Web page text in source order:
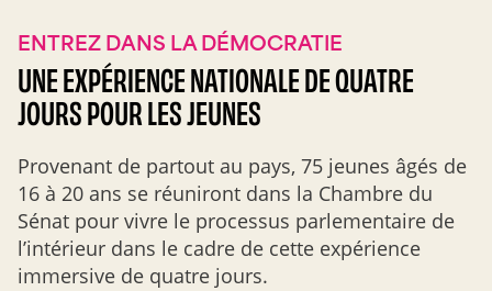
ENTREZ DANS LA DÉMOCRATIE
UNE EXPÉRIENCE NATIONALE DE QUATRE
JOURS POUR LES JEUNES
Provenant de partout au pays, 75 jeunes âgés de
16 à 20 ans se réuniront dans la Chambre du
Sénat pour vivre le processus parlementaire de
l’intérieur dans le cadre de cette expérience
immersive de quatre jours.